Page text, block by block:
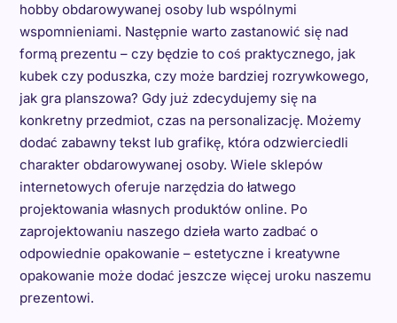
hobby obdarowywanej osoby lub wspólnymi
wspomnieniami. Następnie warto zastanowić się nad
formą prezentu – czy będzie to coś praktycznego, jak
kubek czy poduszka, czy może bardziej rozrywkowego,
jak gra planszowa? Gdy już zdecydujemy się na
konkretny przedmiot, czas na personalizację. Możemy
dodać zabawny tekst lub grafikę, która odzwierciedli
charakter obdarowywanej osoby. Wiele sklepów
internetowych oferuje narzędzia do łatwego
projektowania własnych produktów online. Po
zaprojektowaniu naszego dzieła warto zadbać o
odpowiednie opakowanie – estetyczne i kreatywne
opakowanie może dodać jeszcze więcej uroku naszemu
prezentowi.